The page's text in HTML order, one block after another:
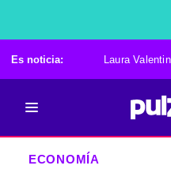
Es noticia: Laura
ECONOMÍA